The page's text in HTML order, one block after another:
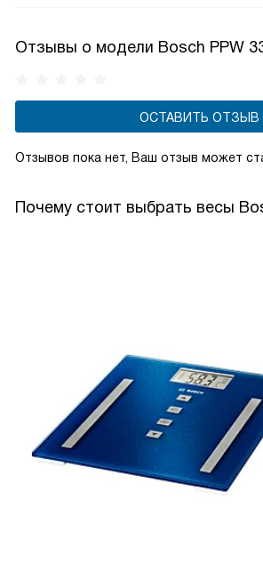
Отзывы о модели Bosch PPW
ОСТАВИТЬ ОТЗЫВ
Отзывов пока нет, Ваш отзыв может
Почему стоит выбрать весы